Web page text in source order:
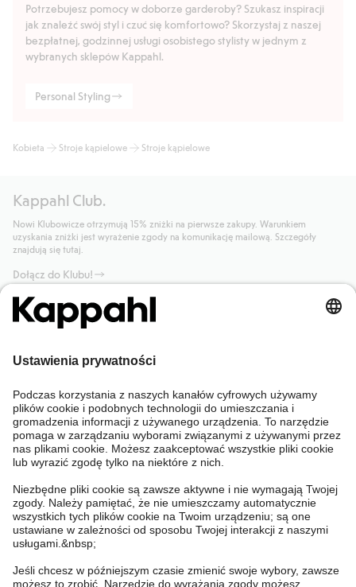
Potrzebujesz pomocy w doborze garderoby? Szukasz inspiracji
jak znaleźć swój styl i czuć się komfortowo? Skorzystaj z naszej
bezpłatnej, godzinnej usługi osobistego stylisty w jednym z
wybranych sklepów Kappahl.
Personal Styling
Kobieta Stroje kąpielowe Stroje kąpielowe
Kappahl Club.
Nowi Klubowicze otrzymują 15% zniżki na pierwsze zakupy. Warunkiem
uzyskania zniżki jest wyrażenie zgody na komunikację mailową. Szczegóły
znajdują się tutaj.
Dołącz do Klubu!
Potrzebujesz pomocy?
Sklep internetowy
Częste pytania
Twoje zamówienie
Skontaktuj się z nami
Kappahl Club
Mój profil
Kappahl Club
Warunki członkostwa
O nas
O Kappahl Group
Zrównoważony rozwój
Warunki i zasady